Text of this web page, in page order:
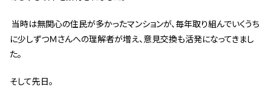
当時は無関心の住民が多かったマンションが、毎年取り組んでいくうち
に少しずつＭさんへの理解者が増え、意見交換も活発になってきまし
た。
そして先日。
代表挨拶 »
スタッフ紹介 »